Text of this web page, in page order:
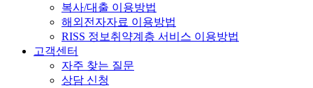
복사/대출 이용방법
해외전자자료 이용방법
RISS 정보취약계층 서비스 이용방법
고객센터
자주 찾는 질문
상담 신청